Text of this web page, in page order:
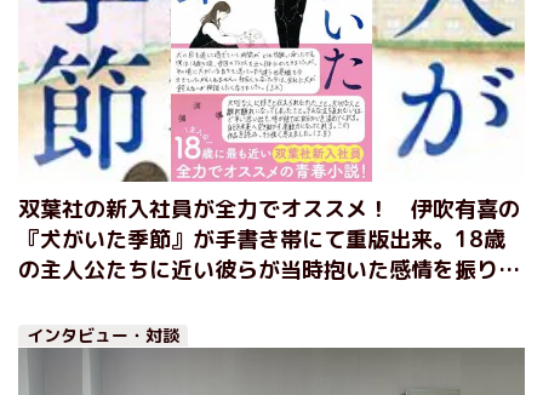
双葉社の新入社員が全力でオススメ！ 伊吹有喜の
『犬がいた季節』が手書き帯にて重版出来。18歳
の主人公たちに近い彼らが当時抱いた感情を振り返
インタビュー・対談